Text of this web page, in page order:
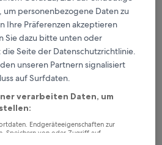
Preis
beträgt
106 €
inkl. Steuern & Gebühren
1. Sept.–2. Sept.
um personenbezogene Daten zu
Ihre Präferenzen akzeptieren
Sie dazu bitte unten oder
Seite der Datenschutzrichtlinie.
unseren Partnern signalisiert
auf Surfdaten.
verarbeiten Daten, um
Endgeräteeigenschaften zur
Speichern von oder Zugriff auf